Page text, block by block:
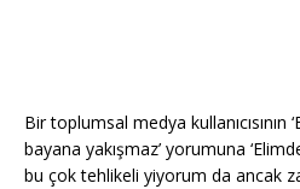
Bir toplumsal medya kullanıcısının
bayana yakışmaz’ yorumuna
bu çok tehlikeli yiyorum da ancak